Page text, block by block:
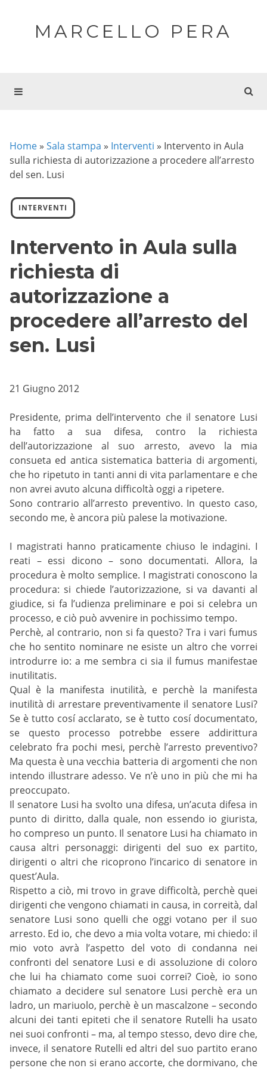
MARCELLO PERA
Home » Sala stampa » Interventi » Intervento in Aula
sulla richiesta di autorizzazione a procedere all’arresto
del sen. Lusi
INTERVENTI
Intervento in Aula sulla
richiesta di
autorizzazione a
procedere all’arresto del
sen. Lusi
21 Giugno 2012
Presidente, prima dell’intervento che il senatore Lusi
ha fatto a sua difesa, contro la richiesta
dell’autorizzazione al suo arresto, avevo la mia
consueta ed antica sistematica batteria di argomenti,
che ho ripetuto in tanti anni di vita parlamentare e che
non avrei avuto alcuna difficoltà oggi a ripetere.
Sono contrario all’arresto preventivo. In questo caso,
secondo me, è ancora più palese la motivazione.
I magistrati hanno praticamente chiuso le indagini. I
reati – essi dicono – sono documentati. Allora, la
procedura è molto semplice. I magistrati conoscono la
procedura: si chiede l’autorizzazione, si va davanti al
giudice, si fa l’udienza preliminare e poi si celebra un
processo, e ciò può avvenire in pochissimo tempo.
Perchè, al contrario, non si fa questo? Tra i vari fumus
che ho sentito nominare ne esiste un altro che vorrei
introdurre io: a me sembra ci sia il fumus manifestae
inutilitatis.
Qual è la manifesta inutilità, e perchè la manifesta
inutilità di arrestare preventivamente il senatore Lusi?
Se è tutto cosí acclarato, se è tutto cosí documentato,
se questo processo potrebbe essere addirittura
celebrato fra pochi mesi, perchè l’arresto preventivo?
Ma questa è una vecchia batteria di argomenti che non
intendo illustrare adesso. Ve n’è uno in più che mi ha
preoccupato.
Il senatore Lusi ha svolto una difesa, un’acuta difesa in
punto di diritto, dalla quale, non essendo io giurista,
ho compreso un punto. Il senatore Lusi ha chiamato in
causa altri personaggi: dirigenti del suo ex partito,
dirigenti o altri che ricoprono l’incarico di senatore in
quest’Aula.
Rispetto a ciò, mi trovo in grave difficoltà, perchè quei
dirigenti che vengono chiamati in causa, in correità, dal
senatore Lusi sono quelli che oggi votano per il suo
arresto. Ed io, che devo a mia volta votare, mi chiedo: il
mio voto avrà l’aspetto del voto di condanna nei
confronti del senatore Lusi e di assoluzione di coloro
che lui ha chiamato come suoi correi? Cioè, io sono
chiamato a decidere sul senatore Lusi perchè era un
ladro, un mariuolo, perchè è un mascalzone – secondo
alcuni dei tanti epiteti che il senatore Rutelli ha usato
nei suoi confronti – ma, al tempo stesso, devo dire che,
invece, il senatore Rutelli ed altri del suo partito erano
persone che non si erano accorte, che dormivano, che